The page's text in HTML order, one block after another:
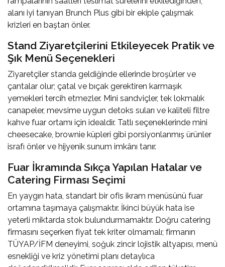
alanı iyi tanıyan Brunch Plus gibi bir ekiple çalışmak
krizleri en baştan önler.
Stand Ziyaretçilerini Etkileyecek Pratik ve
Şık Menü Seçenekleri
Ziyaretçiler standa geldiğinde ellerinde broşürler ve
çantalar olur; çatal ve bıçak gerektiren karmaşık
yemekleri tercih etmezler. Mini sandviçler, tek lokmalık
canapeler, mevsime uygun detoks suları ve kaliteli filtre
kahve fuar ortamı için idealdir. Tatlı seçeneklerinde mini
cheesecake, brownie küpleri gibi porsiyonlanmış ürünler
israfı önler ve hijyenik sunum imkânı tanır.
Fuar İkramında Sıkça Yapılan Hatalar ve
Catering Firması Seçimi
En yaygın hata, standart bir ofis ikram menüsünü fuar
ortamına taşımaya çalışmaktır. İkinci büyük hata ise
yeterli miktarda stok bulundurmamaktır. Doğru catering
firmasını seçerken fiyat tek kriter olmamalı; firmanın
TÜYAP/İFM deneyimi, soğuk zincir lojistik altyapısı, menü
esnekliği ve kriz yönetimi planı detaylıca